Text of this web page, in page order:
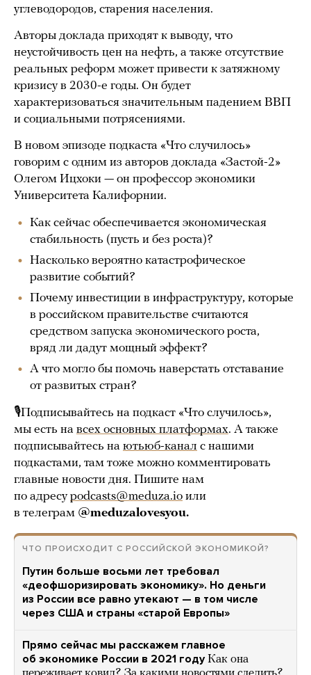
углеводородов, старения населения.
Авторы доклада приходят к выводу, что
неустойчивость цен на нефть, а также отсутствие
реальных реформ может привести к затяжному
кризису в 2030-е годы. Он будет
характеризоваться значительным падением ВВП
и социальными потрясениями.
В новом эпизоде подкаста «Что случилось»
говорим с одним из авторов доклада «Застой-2»
Олегом Ицхоки — он профессор экономики
Университета Калифорнии.
Как сейчас обеспечивается экономическая
стабильность (пусть и без роста)?
Насколько вероятно катастрофическое
развитие событий?
Почему инвестиции в инфраструктуру, которые
в российском правительстве считаются
средством запуска экономического роста,
вряд ли дадут мощный эффект?
А что могло бы помочь наверстать отставание
от развитых стран?
🎙Подписывайтесь на подкаст «Что случилось»,
мы есть на всех основных платформах. А также
подписывайтесь на ютьюб-канал с нашими
подкастами, там тоже можно комментировать
главные новости дня. Пишите нам
по адресуpodcasts@meduza.io или
в телеграм @meduzalovesyou.
ЧТО ПРОИСХОДИТ С РОССИЙСКОЙ ЭКОНОМИКОЙ?
Путин больше восьми лет требовал
«деофшоризировать экономику». Но деньги
из России все равно утекают — в том числе
через США и страны «старой Европы»
Прямо сейчас мы расскажем главное
об экономике России в 2021 годуКак она